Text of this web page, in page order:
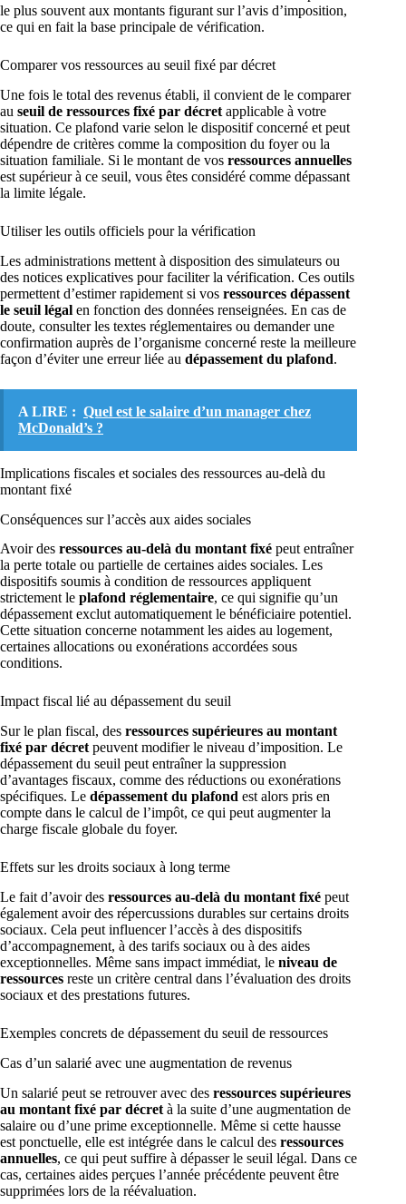
le plus souvent aux montants figurant sur l’avis d’imposition,
ce qui en fait la base principale de vérification.
Comparer vos ressources au seuil fixé par décret
Une fois le total des revenus établi, il convient de le comparer
au seuil de ressources fixé par décret applicable à votre
situation. Ce plafond varie selon le dispositif concerné et peut
dépendre de critères comme la composition du foyer ou la
situation familiale. Si le montant de vos ressources annuelles
est supérieur à ce seuil, vous êtes considéré comme dépassant
la limite légale.
Utiliser les outils officiels pour la vérification
Les administrations mettent à disposition des simulateurs ou
des notices explicatives pour faciliter la vérification. Ces outils
permettent d’estimer rapidement si vos ressources dépassent
le seuil légal en fonction des données renseignées. En cas de
doute, consulter les textes réglementaires ou demander une
confirmation auprès de l’organisme concerné reste la meilleure
façon d’éviter une erreur liée au dépassement du plafond.
A LIRE : Quel est le salaire d’un manager chez
McDonald’s ?
Implications fiscales et sociales des ressources au-delà du
montant fixé
Conséquences sur l’accès aux aides sociales
Avoir des ressources au-delà du montant fixé peut entraîner
la perte totale ou partielle de certaines aides sociales. Les
dispositifs soumis à condition de ressources appliquent
strictement le plafond réglementaire, ce qui signifie qu’un
dépassement exclut automatiquement le bénéficiaire potentiel.
Cette situation concerne notamment les aides au logement,
certaines allocations ou exonérations accordées sous
conditions.
Impact fiscal lié au dépassement du seuil
Sur le plan fiscal, des ressources supérieures au montant
fixé par décret peuvent modifier le niveau d’imposition. Le
dépassement du seuil peut entraîner la suppression
d’avantages fiscaux, comme des réductions ou exonérations
spécifiques. Le dépassement du plafond est alors pris en
compte dans le calcul de l’impôt, ce qui peut augmenter la
charge fiscale globale du foyer.
Effets sur les droits sociaux à long terme
Le fait d’avoir des ressources au-delà du montant fixé peut
également avoir des répercussions durables sur certains droits
sociaux. Cela peut influencer l’accès à des dispositifs
d’accompagnement, à des tarifs sociaux ou à des aides
exceptionnelles. Même sans impact immédiat, le niveau de
ressources reste un critère central dans l’évaluation des droits
sociaux et des prestations futures.
Exemples concrets de dépassement du seuil de ressources
Cas d’un salarié avec une augmentation de revenus
Un salarié peut se retrouver avec des ressources supérieures
au montant fixé par décret à la suite d’une augmentation de
salaire ou d’une prime exceptionnelle. Même si cette hausse
est ponctuelle, elle est intégrée dans le calcul des ressources
annuelles, ce qui peut suffire à dépasser le seuil légal. Dans ce
cas, certaines aides perçues l’année précédente peuvent être
supprimées lors de la réévaluation.